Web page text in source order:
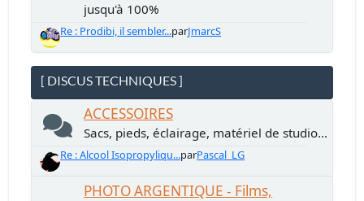
jusqu'à 100%
Re : Prodibi, il sembler...parJmarcS
[ DISCUS TECHNIQUES ]
ACCESSOIRES
Sacs, pieds, éclairage, matériel de studio...
Re : Alcool Isopropyliqu...parPascal_LG
PHOTO ARGENTIQUE - Films,